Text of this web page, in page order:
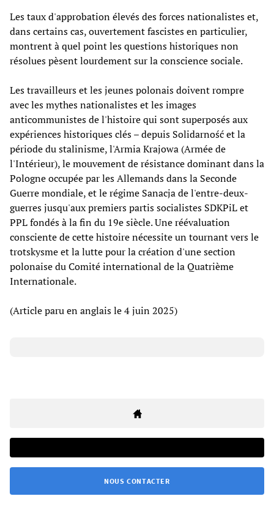
Les taux d'approbation élevés des forces nationalistes et,
dans certains cas, ouvertement fascistes en particulier,
montrent à quel point les questions historiques non
résolues pèsent lourdement sur la conscience sociale.
Les travailleurs et les jeunes polonais doivent rompre
avec les mythes nationalistes et les images
anticommunistes de l'histoire qui sont superposés aux
expériences historiques clés – depuis Solidarność et la
période du stalinisme, l'Armia Krajowa (Armée de
l'Intérieur), le mouvement de résistance dominant dans la
Pologne occupée par les Allemands dans la Seconde
Guerre mondiale, et le régime Sanacja de l'entre-deux-
guerres jusqu'aux premiers partis socialistes SDKPiL et
PPL fondés à la fin du 19e siècle. Une réévaluation
consciente de cette histoire nécessite un tournant vers le
trotskysme et la lutte pour la création d'une section
polonaise du Comité international de la Quatrième
Internationale.
(Article paru en anglais le 4 juin 2025)
NOUS CONTACTER